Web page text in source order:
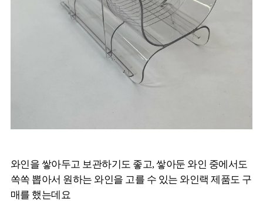
와인을 쌓아두고 보관하기도 좋고, 쌓아둔 와인 중에서도
쏙쏙 뽑아서 원하는 와인을 고를 수 있는 와인랙 제품도 구
매를 했는데요